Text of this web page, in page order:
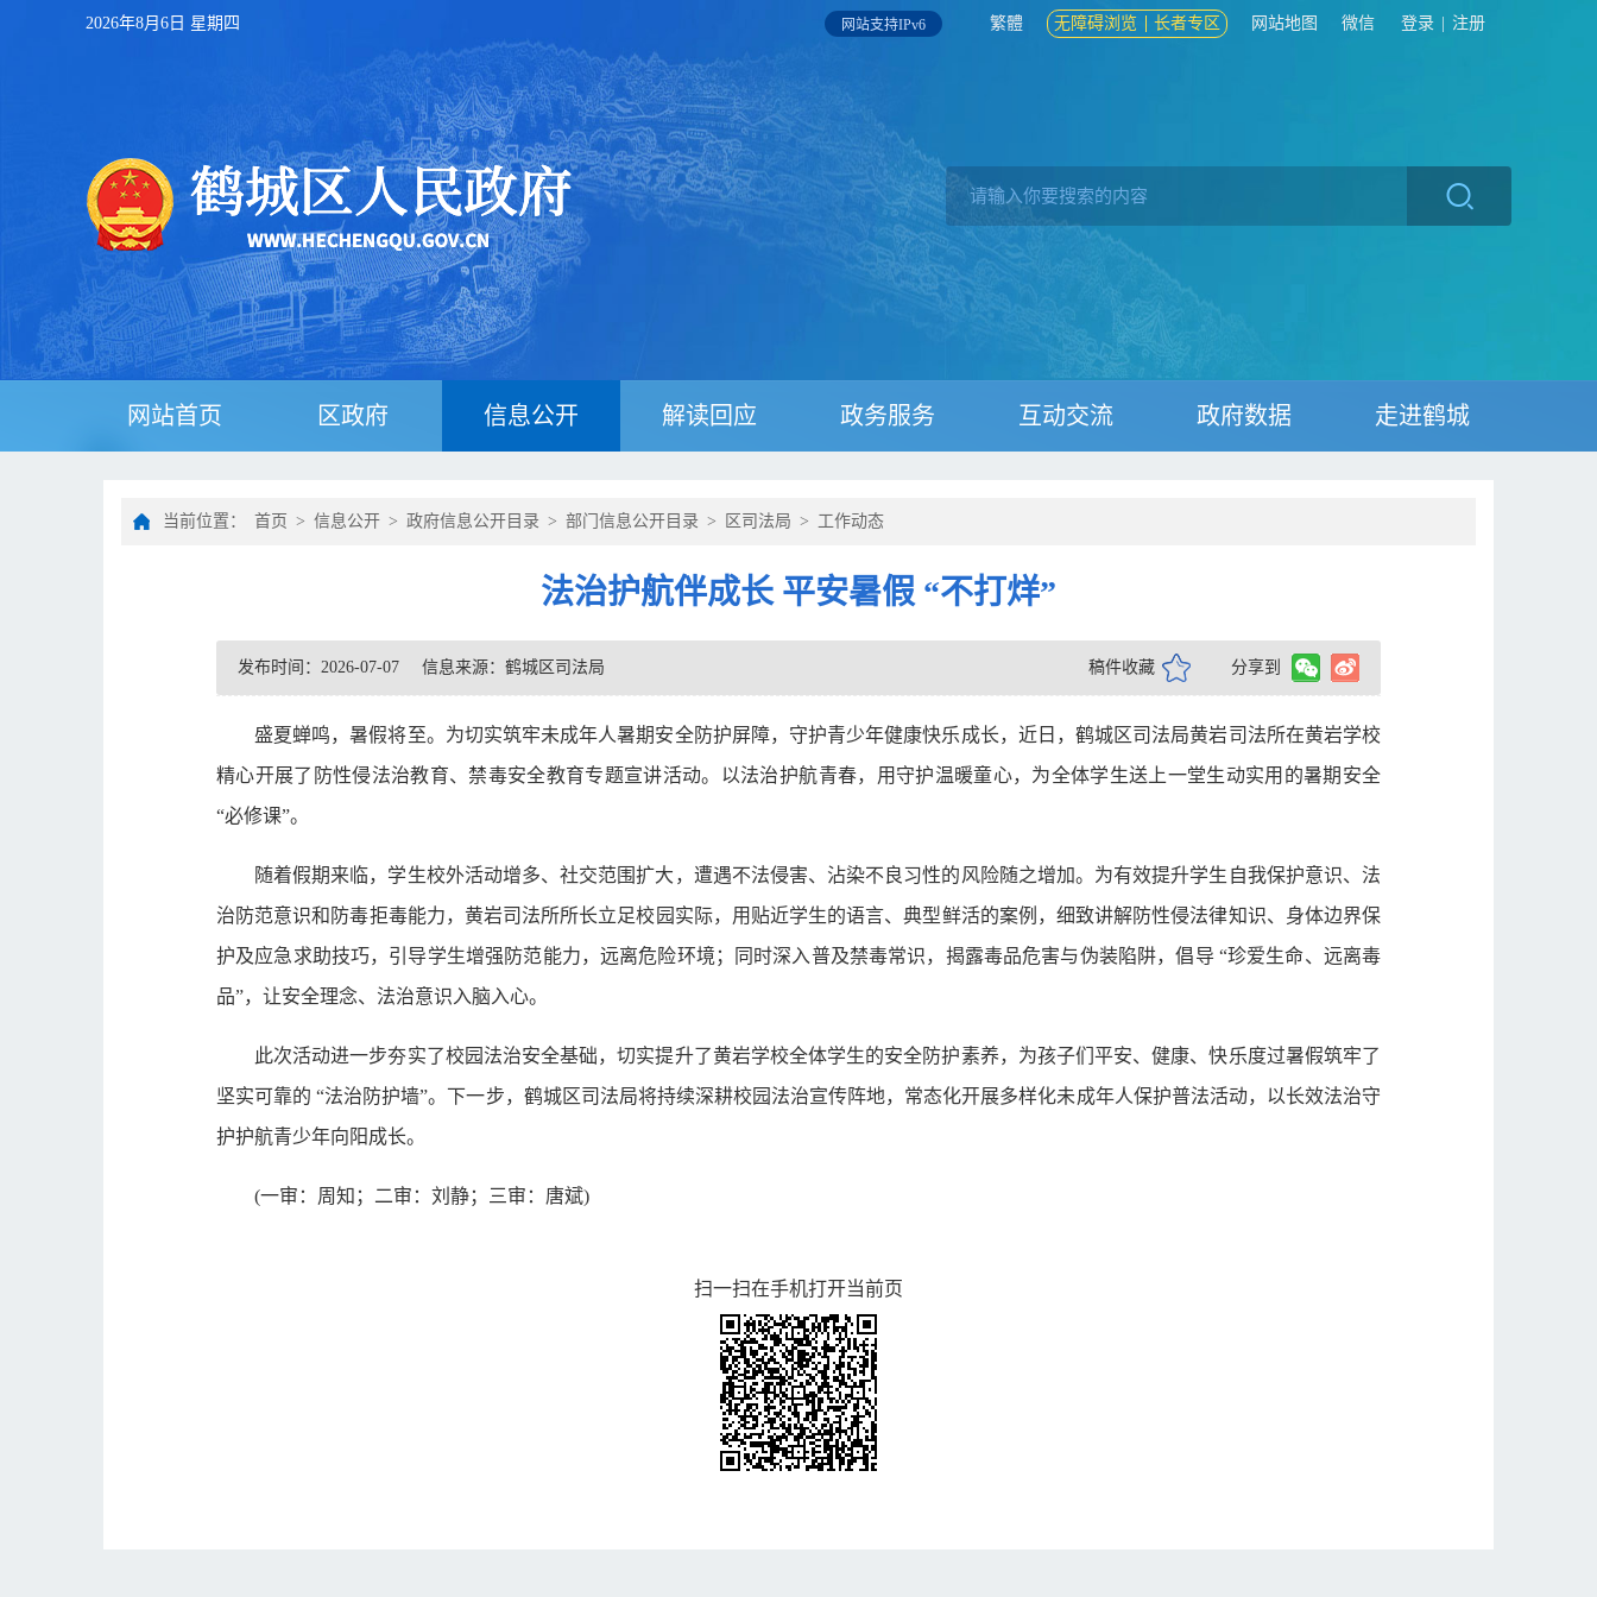
2026年8月6日 星期四 网站支持IPv6 繁體 无障碍浏览 长者专区 网站地图 微信 登录 注册
网站首页 区政府 信息公开 解读回应 政务服务 互动交流 政府数据 走进鹤城
当前位置： 首页 > 信息公开 > 政府信息公开目录 > 部门信息公开目录 > 区司法局 > 工作动态
法治护航伴成长 平安暑假 “不打烊”
发布时间：2026-07-07 信息来源：鹤城区司法局 稿件收藏 分享到
盛夏蝉鸣，暑假将至。为切实筑牢未成年人暑期安全防护屏障，守护青少年健康快乐成长，近日，鹤城区司法局黄岩司法所在黄岩学校
精心开展了防性侵法治教育、禁毒安全教育专题宣讲活动。以法治护航青春，用守护温暖童心，为全体学生送上一堂生动实用的暑期安全
“必修课”。
随着假期来临，学生校外活动增多、社交范围扩大，遭遇不法侵害、沾染不良习性的风险随之增加。为有效提升学生自我保护意识、法
治防范意识和防毒拒毒能力，黄岩司法所所长立足校园实际，用贴近学生的语言、典型鲜活的案例，细致讲解防性侵法律知识、身体边界保
护及应急求助技巧，引导学生增强防范能力，远离危险环境；同时深入普及禁毒常识，揭露毒品危害与伪装陷阱，倡导 “珍爱生命、远离毒
品”，让安全理念、法治意识入脑入心。
此次活动进一步夯实了校园法治安全基础，切实提升了黄岩学校全体学生的安全防护素养，为孩子们平安、健康、快乐度过暑假筑牢了
坚实可靠的 “法治防护墙”。下一步，鹤城区司法局将持续深耕校园法治宣传阵地，常态化开展多样化未成年人保护普法活动，以长效法治守
护护航青少年向阳成长。
(一审：周知；二审：刘静；三审：唐斌)
扫一扫在手机打开当前页